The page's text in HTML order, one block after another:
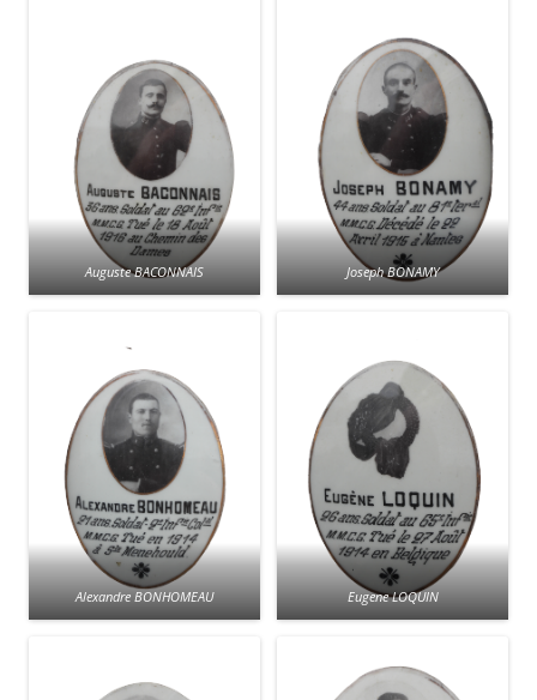
Auguste BACONNAIS Joseph BONAMY
Alexandre BONHOMEAU Eugene LOQUIN